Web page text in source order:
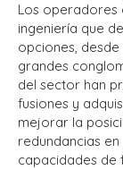
Los operadores
ingeniería que
opciones,
grandes
del sector han
fusiones y
mejorar la
redundancias
capacidades de